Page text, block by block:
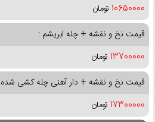
10650000 تومان
قیمت نخ و نقشه + چله ابریشم :
13700000 تومان
قیمت نخ و نقشه + دار آهنی چله کشی شده
17300000 تومان